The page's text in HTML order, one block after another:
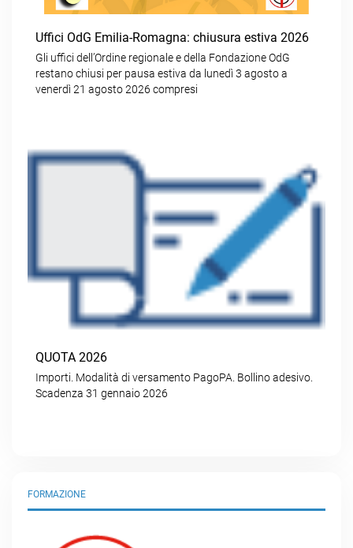
Uffici OdG Emilia-Romagna: chiusura estiva 2026
Gli uffici dell’Ordine regionale e della Fondazione OdG
restano chiusi per pausa estiva da lunedì 3 agosto a
venerdì 21 agosto 2026 compresi
QUOTA 2026
Importi. Modalità di versamento PagoPA. Bollino adesivo.
Scadenza 31 gennaio 2026
FORMAZIONE